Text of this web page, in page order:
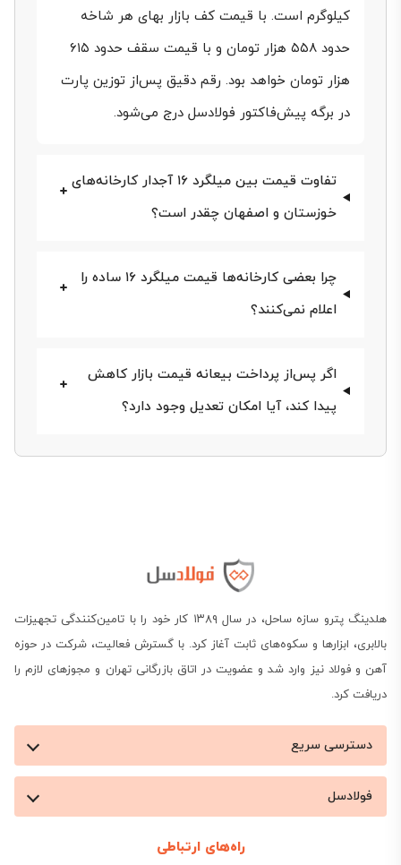
کیفیت نورد و هزینه حمل تا محل تحویل تغییر می‌کند. در
این سایز، میلگردهای آجدار A3 سهم اصلی بازار را دارند و
به دلیل کاربرد گسترده در ستون‌ها، تیرها، فونداسیون و
بخش‌های باربر سازه، حتی اختلاف‌های جزئی در نرخ هر
بگذارد. به همین دلیل، بررسی مشخصات فنی کنار قیمت
روز، برای انتخاب دقیق‌تر اهمیت زیادی دارد.
بیشتر پروژه‌های مسکونی و صنعتی ایران است. این سایز،
«کلاس نیمه‌سنگین» به حساب می‌آید و کوچک‌ترین تغییر
در نرخ آن، بودجه بتن‌ریزی طبقات، تیرها و شمعها را زیر و
اختلاف قیمت میلگرد 16 امروز میان ارزان‌ترین و گران‌ترین
برند، بیش‌از سه هزار و دویست تومان در هر کیلوگرم
است؛ عددی که در خرید انبوه مرز سود و زیان پروژه را
تا پیش‌از ثبت سفارش در فولادسل، دید روشنی از کف و
سقف بازار داشته باشید. با ما همراه باشید.
کیلوگرم است. با قیمت کف بازار بهای هر شاخه
حدود ۵۵۸ هزار تومان و با قیمت سقف حدود ۶۱۵
هزار تومان خواهد بود. رقم دقیق پس‌از توزین پارت
در برگه پیش‌فاکتور فولادسل درج می‌شود.
تفاوت قیمت بین میلگرد ۱۶ آجدار کارخانه‌های
خوزستان و اصفهان چقدر است؟
چرا بعضی کارخانه‌ها قیمت میلگرد ۱۶ ساده را
اعلام نمی‌کنند؟
اگر پس‌از پرداخت بیعانه قیمت بازار کاهش
پیدا کند، آیا امکان تعدیل وجود دارد؟
هلدینگ پترو سازه ساحل، در سال ۱۳۸۹ کار خود را با تامین‌کنندگی تجهیزات
بالابری، ابزارها و سکوه‌های ثابت آغاز کرد. با گسترش فعالیت، شرکت در حوزه
آهن و فولاد نیز وارد شد و عضویت در اتاق بازرگانی تهران و مجوزهای لازم را
دریافت کرد.
دسترسی سریع
فولادسل
راه‌های ارتباطی